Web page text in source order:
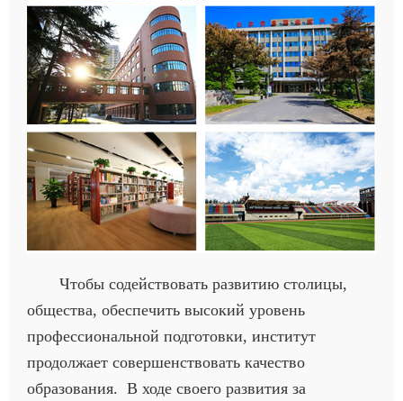
Чтобы содействовать развитию столицы,
общества, обеспечить высокий уровень
профессиональной подготовки, институт
продолжает совершенствовать качество
образования. В ходе своего развития за